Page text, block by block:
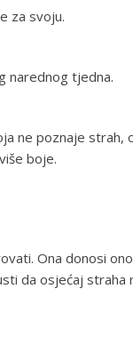
za svoju.
narednog tjedna.
ne poznaje strah,
boje.
Ona donosi
da osjećaj straha